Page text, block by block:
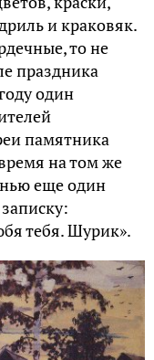
и краковяк.
то не
праздника
один
памятника
на том же
еще один
тебя. Шурик».